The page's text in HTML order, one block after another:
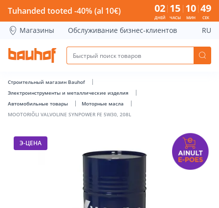
MOOTORIÕLI VALVOLINE SYNPOWER FE 5W30, 208L -
Tuhanded tooted -40% (al 10€) 02
ДНЕЙ
15
ЧАСЫ
10
МИН
49
СЕК
Магазины Обслуживание бизнес-клиентов RU
Строительный магазин Bauhof
Электроинструменты и металлические изделия
Автомобильные товары
Моторные масла
MOOTORIÕLI VALVOLINE SYNPOWER FE 5W30, 208L
Э-ЦЕНА